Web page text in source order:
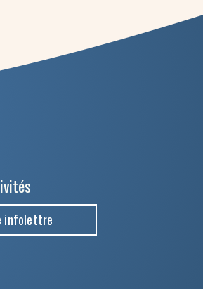
infolettre